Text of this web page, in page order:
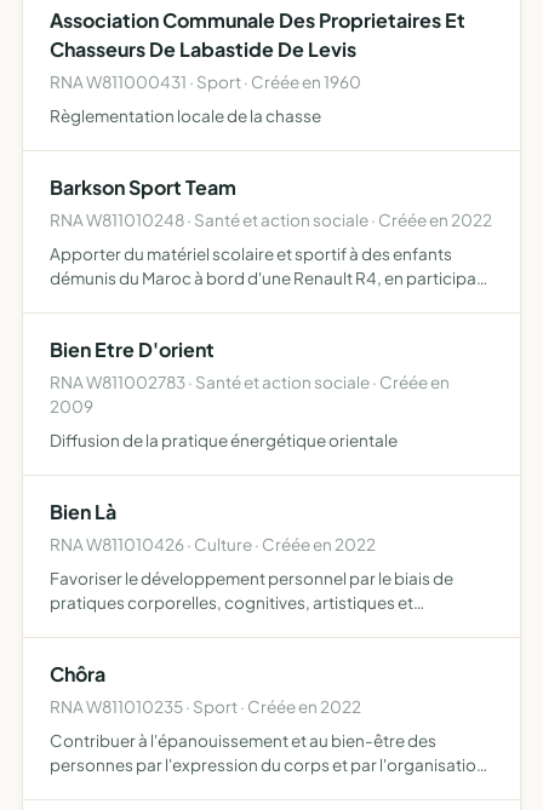
Association Communale Des Proprietaires Et
Chasseurs De Labastide De Levis
RNA W811000431 · Sport · Créée en 1960
Règlementation locale de la chasse
Barkson Sport Team
RNA W811010248 · Santé et action sociale · Créée en 2022
Apporter du matériel scolaire et sportif à des enfants
démunis du Maroc à bord d'une Renault R4, en participant
Bien Etre D'orient
RNA W811002783 · Santé et action sociale · Créée en
2009
Diffusion de la pratique énergétique orientale
Bien Là
RNA W811010426 · Culture · Créée en 2022
Favoriser le développement personnel par le biais de
pratiques corporelles, cognitives, artistiques et
Chôra
RNA W811010235 · Sport · Créée en 2022
Contribuer à l'épanouissement et au bien-être des
personnes par l'expression du corps et par l'organisation